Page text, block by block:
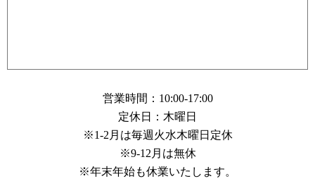
営業時間：10:00-17:00
定休日：木曜日
※1-2月は毎週火水木曜日定休
※9-12月は無休
※年末年始も休業いたします。